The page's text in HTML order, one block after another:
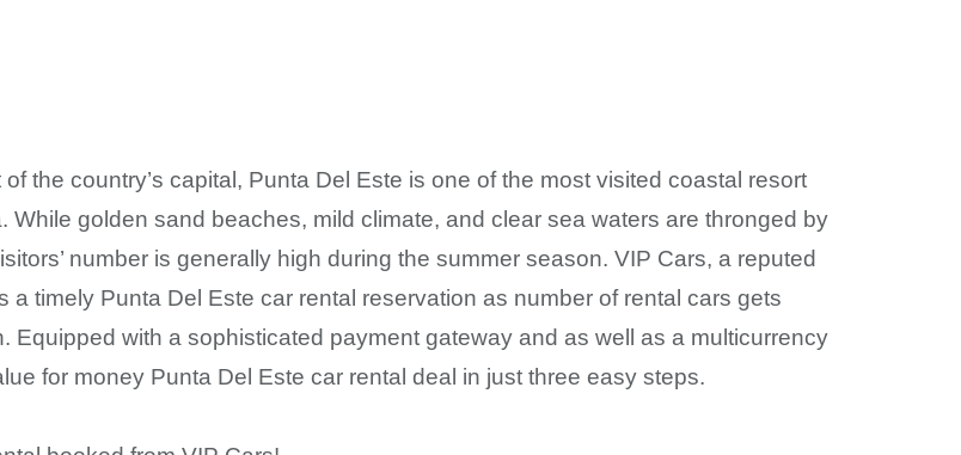
the country’s capital, Punta Del Este is one of the most visited coastal resort
While golden sand beaches, mild climate, and clear sea waters are thronged by
number is generally high during the summer season. VIP Cars, a reputed
a timely Punta Del Este car rental reservation as number of rental cars gets
with a sophisticated payment gateway and as well as a multicurrency
for money Punta Del Este car rental deal in just three easy steps.